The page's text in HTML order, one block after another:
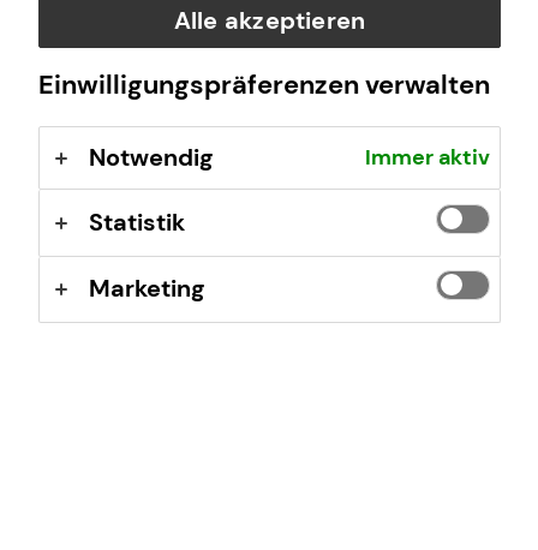
Ich habe die Informationen zumDatenschutz
gelesen
und bin damit einverstanden.
Ich bin damit einverstanden, dass mich tecis bzw.
selbstständige Vertriebspartner von tecis aufgrund
meiner obigen Anfrage kontaktieren dürfen. Diese
Fax, E-Mail) ohne Angaben von Gründen bei der
Firma tecis Finanzdienstleistungen AG, Alter
Alle akzeptieren
Einwilligungspräferenzen verwalten
Notwendig Immer aktiv
Statistik
Marketing